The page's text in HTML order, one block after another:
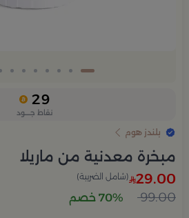
29
نقاط جــــود
بلندز هوم
مبخرة معدنية من ماريلا
29.00 (شامل الضريبة)
99.00 70% خصم